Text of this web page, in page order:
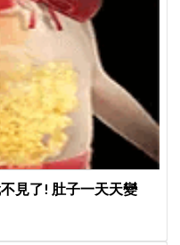
見了! 肚子一天天變